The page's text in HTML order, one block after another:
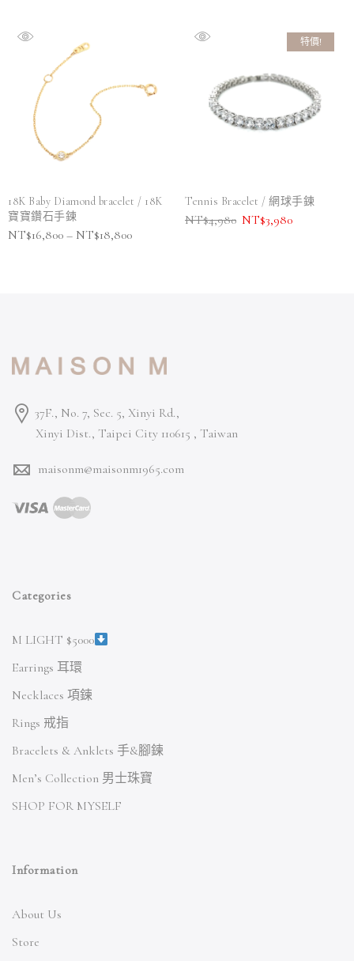
18K Baby Diamond bracelet / 18K
寶寶鑽石手鍊
NT$16,800 – NT$18,800
特價!
Tennis Bracelet / 網球手鍊
NT$4,980 NT$3,980
37F., No. 7, Sec. 5, Xinyi Rd.,
Xinyi Dist., Taipei City 110615 , Taiwan
maisonm@maisonm1965.com
Categories
M LIGHT $5000
Earrings 耳環
Necklaces 項鍊
Rings 戒指
Bracelets & Anklets 手&腳鍊
Men’s Collection 男士珠寶
SHOP FOR MYSELF
Information
About Us
Store